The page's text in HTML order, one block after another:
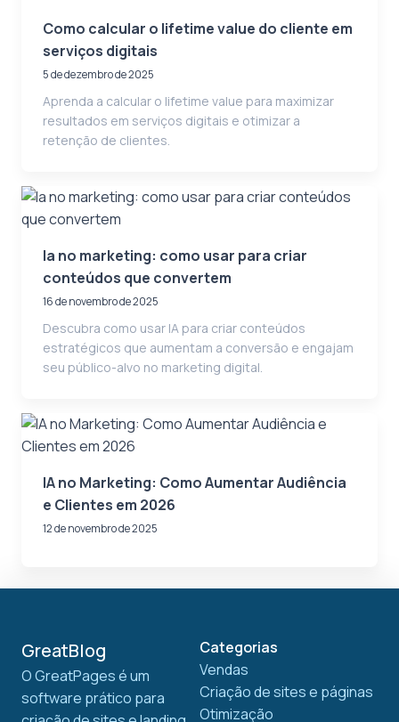
Como calcular o lifetime value do cliente em
serviços digitais
5 de dezembro de 2025
Aprenda a calcular o lifetime value para maximizar
resultados em serviços digitais e otimizar a
retenção de clientes.
Ia no marketing: como usar para criar
conteúdos que convertem
16 de novembro de 2025
Descubra como usar IA para criar conteúdos
estratégicos que aumentam a conversão e engajam
seu público-alvo no marketing digital.
IA no Marketing: Como Aumentar Audiência
e Clientes em 2026
12 de novembro de 2025
GreatBlog
O GreatPages é um
software prático para
Categorias
Vendas
Criação de sites e páginas
Otimização